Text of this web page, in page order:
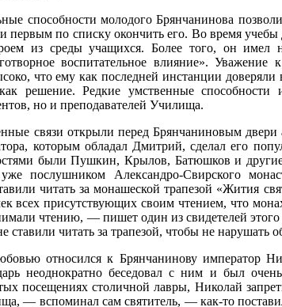
способности молодого Брянчанинова
первым по списку окончить его. Во время учебы
из среды учащихся. Более того, он имел
воспитательное влияние». Уважение
что ему как последней инстанции доверяли
как решение.Редкие умственные способности
но и преподавателей Училища.
связи открыли перед Брянчаниновым двери
которым обладал Дмитрий, сделал его
были Пушкин, Крылов, Батюшков и другие
послушником Александро-Свирского
читать за монашеской трапезой «Жития
всех присутствующих своим чтением, что
чтению, — пишет один из свидетелей
читать за трапезой, чтобы не нарушать
относился к Брянчанинову император
неоднократно беседовал с ним и был
посещениях столичной лавры, Николай
— вспоминал сам святитель, — как-то